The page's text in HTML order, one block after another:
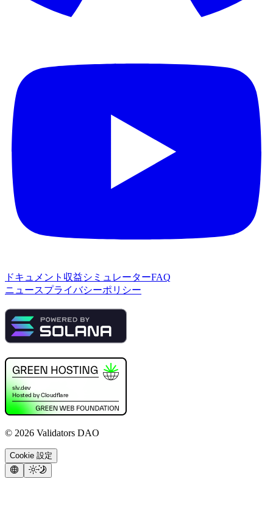
ドキュメント 収益シミュレーターFAQ
ニュースプライバシーポリシー
© 2026 Validators DAO
Cookie 設定